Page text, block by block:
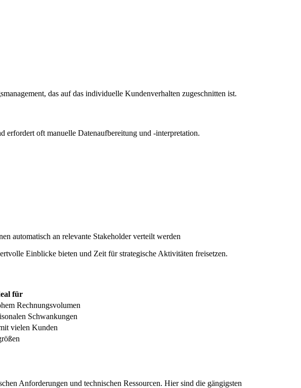
das auf das individuelle Kundenverhalten zugeschnitten ist.
erfordert oft manuelle Datenaufbereitung und -interpretation.
automatisch an relevante Stakeholder verteilt werden
Einblicke bieten und Zeit für strategische Aktivitäten freisetzen.
für
Rechnungsvolumen
Schwankungen
vielen Kunden
Anforderungen und technischen Ressourcen. Hier sind die gängigsten